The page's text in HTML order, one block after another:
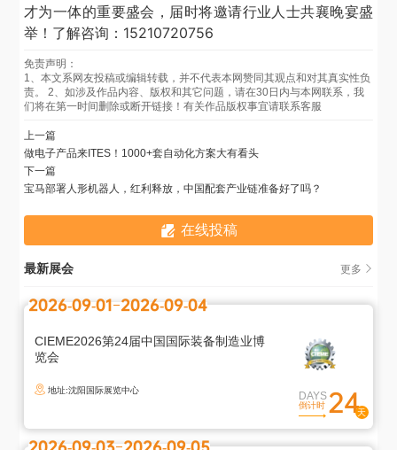
才为一体的重要盛会，届时将邀请行业人士共襄晚宴盛
举！了解咨询：15210720756
免责声明：
1、本文系网友投稿或编辑转载，并不代表本网赞同其观点和对其真实性负
责。 2、如涉及作品内容、版权和其它问题，请在30日内与本网联系，我
们将在第一时间删除或断开链接！有关作品版权事宜请联系客服
上一篇
做电子产品来ITES！1000+套自动化方案大有看头
下一篇
宝马部署人形机器人，红利释放，中国配套产业链准备好了吗？
在线投稿
最新展会 更多
2026-09-01 2026-09-04
CIEME2026第24届中国国际装备制造业博
览会
地址:沈阳国际展览中心 DAYS
倒计时 24